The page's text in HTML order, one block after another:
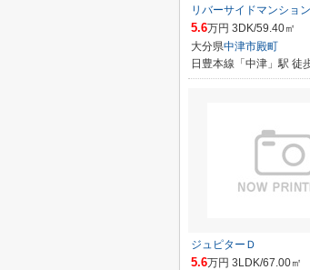
リバーサイドマンション
5.6万円 3DK/59.40㎡
大分県中津市殿町
日豊本線「中津」駅 徒
ジュピターＤ
5.6万円 3LDK/67.00㎡